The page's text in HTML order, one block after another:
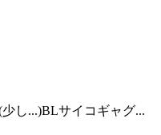
し...)BLサイコギャグ...